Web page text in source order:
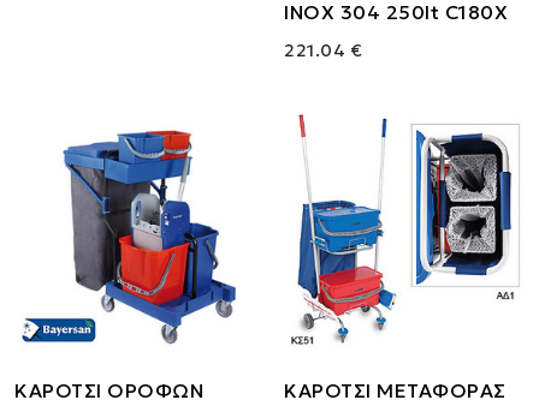
ΙΝΟΧ 304 250lt C180X
221.04 €
ΚΑΡΟΤΣΙ ΟΡΟΦΩΝ ΚΑΡΟΤΣΙ ΜΕΤΑΦΟΡΑΣ